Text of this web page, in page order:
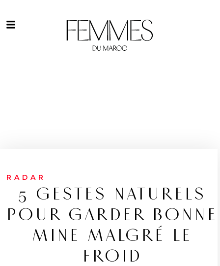
RADAR
5 GESTES NATURELS
POUR GARDER BONNE
MINE MALGRÉ LE
FROID